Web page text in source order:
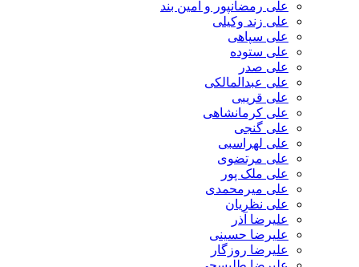
علی رمضانپور و آمین بند
علی زند وکیلی
علی سپاهی
علی ستوده
علی صدر
علی عبدالمالکی
علی قریبی
علی کرمانشاهی
علی گنجی
علی لهراسبی
علی مرتضوی
علی ملک پور
علی میرمحمدی
علی نظریان
علیرضا آذر
علیرضا حسینی
علیرضا روزگار